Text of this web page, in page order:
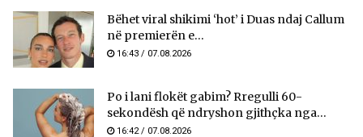
Bëhet viral shikimi ‘hot’ i Duas ndaj Callum
në premierën e...
16:43 / 07.08.2026
Po i lani flokët gabim? Rregulli 60-
sekondësh që ndryshon gjithçka nga...
16:42 / 07.08.2026